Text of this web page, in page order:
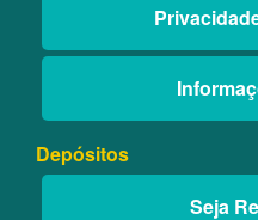
Depósitos
Seja